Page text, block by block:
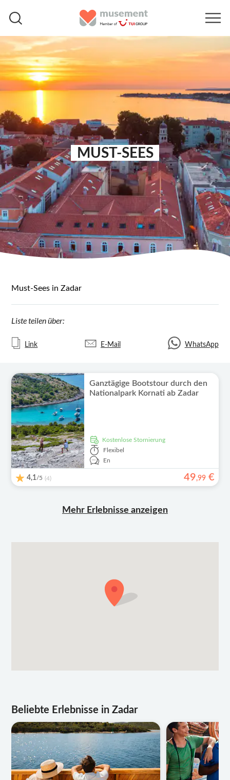
MUST-SEES
Must-Sees in Zadar
Liste teilen über:
Link E-Mail WhatsApp
Ganztägige Bootstour durch den
Nationalpark Kornati ab Zadar
kostenlose Stornierung
Flexibel
En
4,1/5 (4) 49,99 €
Mehr Erlebnisse anzeigen
Beliebte Erlebnisse in Zadar